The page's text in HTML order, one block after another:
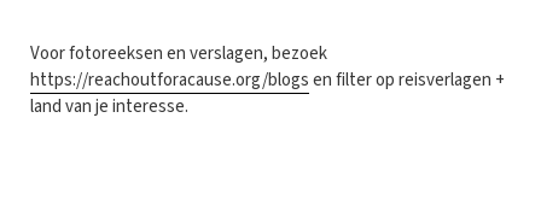
Voor fotoreeksen en verslagen, bezoek
https://reachoutforacause.org/blogsen filter op reisverlagen +
land van je interesse.